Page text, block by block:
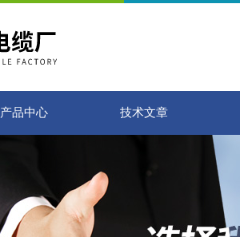
产品中心 技术文章